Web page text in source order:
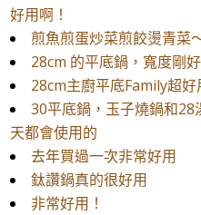
好用啊！
煎魚煎蛋炒菜煎餃燙青菜
28cm 的平底鍋，寬度剛
28cm主廚平底Family超
30平底鍋，玉子燒鍋和
天都會使用的
去年買過一次非常好用
鈦讚鍋真的很好用
非常好用！